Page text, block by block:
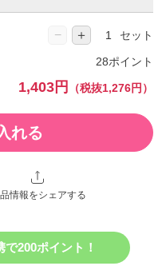
− ＋ セット
28ポイント
1,403円 （税抜1,276円）
れる
情報をシェアする
200ポイント！